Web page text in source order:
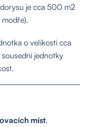
je cca 500 m2
o velikosti cca
jednotky
míst.